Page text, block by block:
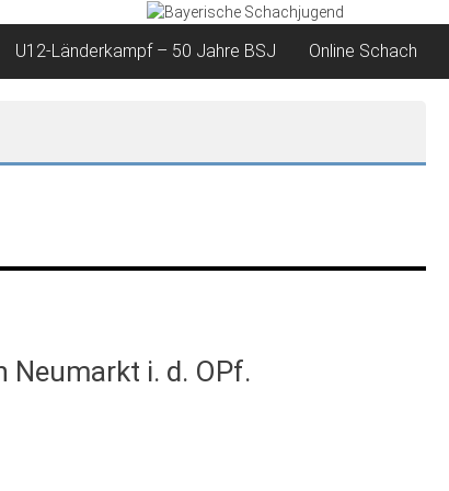
U12-Länderkampf – 50 Jahre BSJ Online Schach
i. d. OPf.